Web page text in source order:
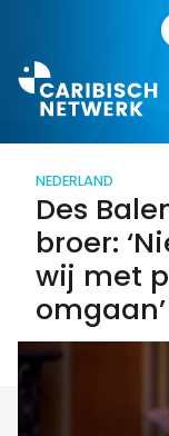
NEDERLAND
Des
broer:
wij met
omgaan’